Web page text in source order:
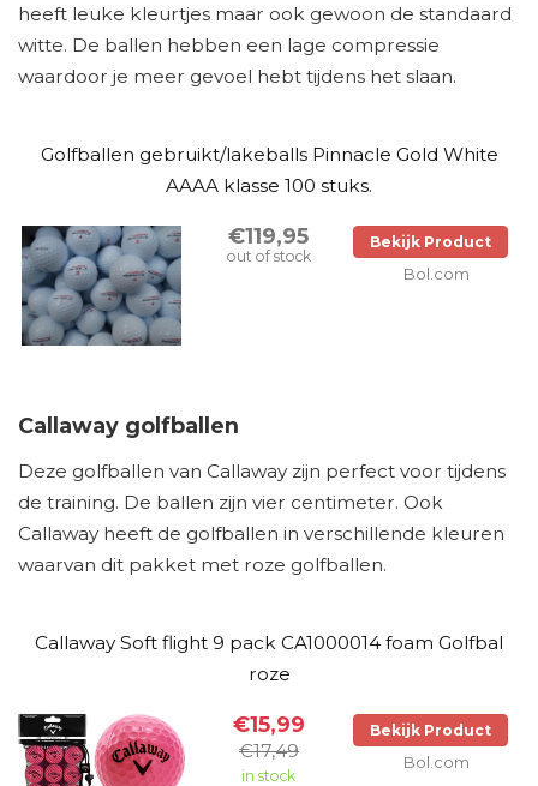
heeft leuke kleurtjes maar ook gewoon de standaard
witte. De ballen hebben een lage compressie
waardoor je meer gevoel hebt tijdens het slaan.
Golfballen gebruikt/lakeballs Pinnacle Gold White
AAAA klasse 100 stuks.
€119,95
out of stock
Bekijk Product
Bol.com
Callaway golfballen
Deze golfballen van Callaway zijn perfect voor tijdens
de training. De ballen zijn vier centimeter. Ook
Callaway heeft de golfballen in verschillende kleuren
waarvan dit pakket met roze golfballen.
Callaway Soft flight 9 pack CA1000014 foam Golfbal
roze
€15,99
€17,49
in stock
Bekijk Product
Bol.com